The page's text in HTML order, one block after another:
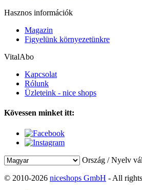
Hasznos információk
Magazin
Figyelünk környezetünkre
VitalAbo
Kapcsolat
Rólunk
Üzleteink - nice shops
Kövessen minket itt:
Ország / Nyelv
© 2010-2026 niceshops GmbH - All